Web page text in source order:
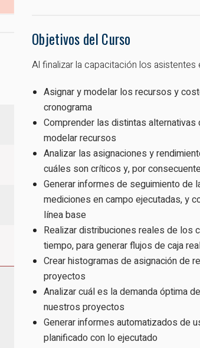
Objetivos del Curso
Al finalizar la capacitación los asistentes
Asignar y modelar los recursos y
cronograma
Comprender las distintas
modelar recursos
Analizar las asignaciones y
cuáles son críticos y, por
Generar informes de seguimiento de
mediciones en campo ejecutadas, y
línea base
Realizar distribuciones reales de los
tiempo, para generar flujos de caja
Crear histogramas de asignación de
proyectos
Analizar cuál es la demanda óptima
nuestros proyectos
Generar informes automatizados de
planificado con lo ejecutado